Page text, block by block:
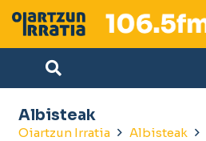
Albisteak
Oiartzun Irratia Albisteak